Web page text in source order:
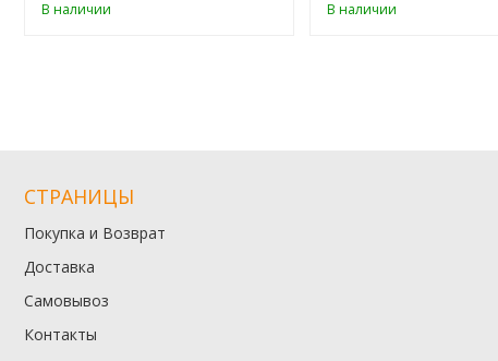
В наличии В наличии
СТРАНИЦЫ
Покупка и Возврат
Доставка
Самовывоз
Контакты